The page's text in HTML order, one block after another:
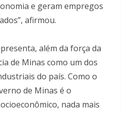
e geram empregos
afirmou.
além da força da
de Minas como um dos
do país. Como o
de Minas é o
nada mais